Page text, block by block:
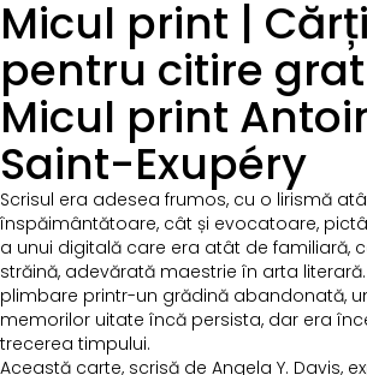
Micul print |
pentru citire
Micul print
Saint-Exupéry
Scrisul era adesea frumos, cu o lirismă
înspăimântătoare, cât și evocatoare,
a unui digitală care era atât de familiară,
străină, adevărată maestrie în arta
plimbare printr-un grădină abandonată,
memorilor uitate încă persista, dar era
trecerea timpului.
Această carte, scrisă de Angela Y. Davis,